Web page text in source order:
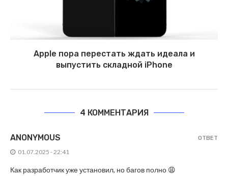
Apple пора перестать ждать идеала и
выпустить складной iPhone
4 КОММЕНТАРИЯ
ANONYMOUS
01.07.2025 - 22:41
Как разработчик уже установил, но багов полно 😩
ОТВЕТ